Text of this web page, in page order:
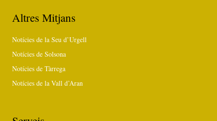
Altres Mitjans
Notícies de la Seu d’Urgell
Notícies de Solsona
Notícies de Tàrrega
Notícies de la Vall d’Aran